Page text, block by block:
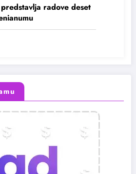
radove deset